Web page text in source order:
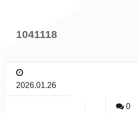
1041118
2026.01.26
0